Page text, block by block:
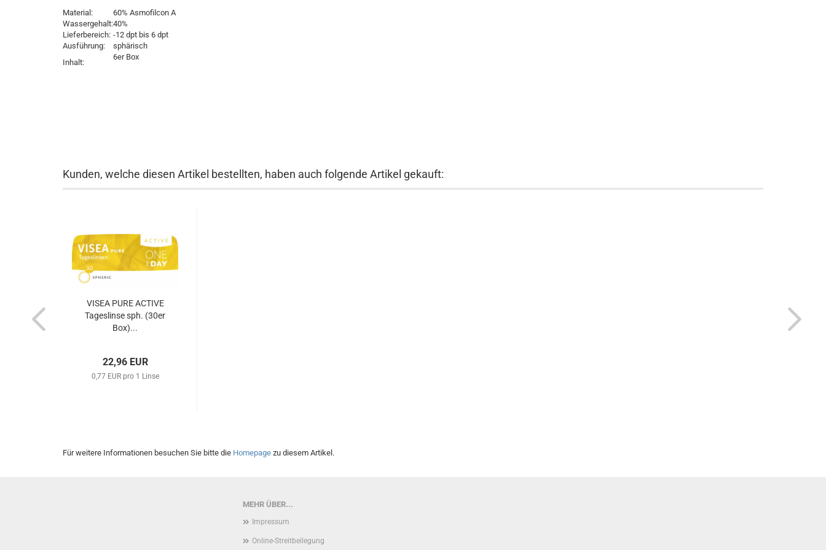
Material:
60% Asmofilcon A
Wassergehalt:40%
Lieferbereich: -12 dpt bis 6 dpt
Ausführung:
sphärisch
Inhalt:
6er Box
Kunden, welche diesen Artikel bestellten, haben auch folgende Artikel gekauft:
VISEA PURE ACTIVE
Tageslinse sph. (30er
Box)...
22,96 EUR
0,77 EUR pro 1 Linse
Für weitere Informationen besuchen Sie bitte die Homepage zu diesem Artikel.
MEHR ÜBER...
Impressum
Online-Streitbeilegung